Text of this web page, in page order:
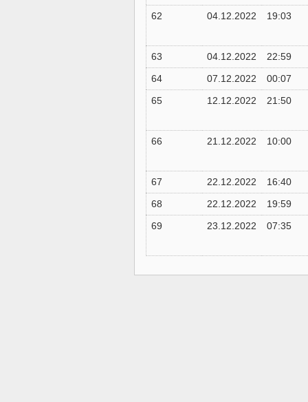
62 04.12.2022 19:03
63 04.12.2022
22:59
64
07.12.2022
00:07
65
12.12.2022 21:50
66 21.12.2022 10:00
67 22.12.2022
16:40
68
22.12.2022
19:59
69
23.12.2022 07:35